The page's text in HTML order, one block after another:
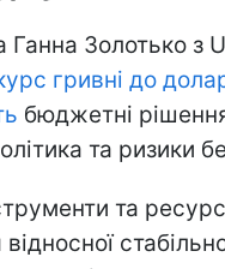
Ганна Золотько з
гривні до
бюджетні
та ризики
та